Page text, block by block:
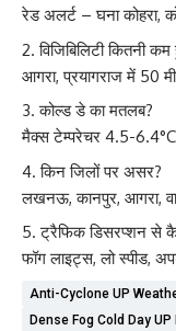
रेड अलर्ट – घना कोहरा,
विजिबिलिटी कितनी कम
आगरा, प्रयागराज में 50
कोल्ड डे का मतलब?
मैक्स टेम्परेचर 4.5-
किन जिलों पर असर?
लखनऊ, कानपुर, आगरा,
ट्रैफिक डिसरप्शन से
फॉग लाइट्स, लो स्पीड,
Anti-Cyclone UP
Dense Fog Cold Day